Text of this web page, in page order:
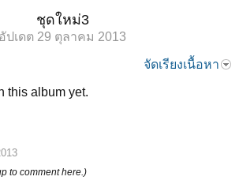
ชุดใหม่3
อัปเดต 29 ตุลาคม 2013
จัดเรียงเนื้อหา
this album yet.
to comment here.)